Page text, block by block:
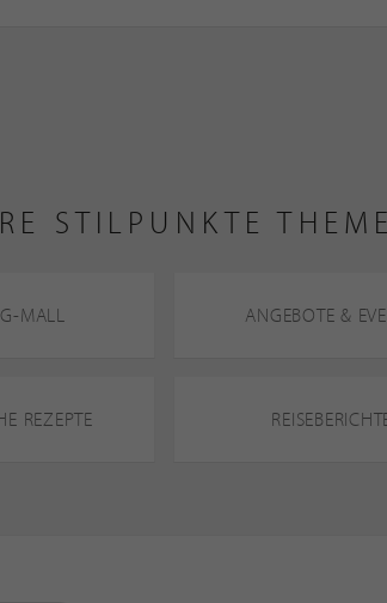
STILPUNKTE
MALL ANGEBOTE &
REZEPTE